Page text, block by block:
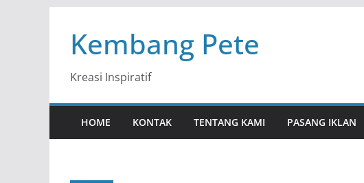
contentKembang Pete
Kreasi Inspiratif
HOME KONTAK TENTANG KAMI PASANG IKLAN